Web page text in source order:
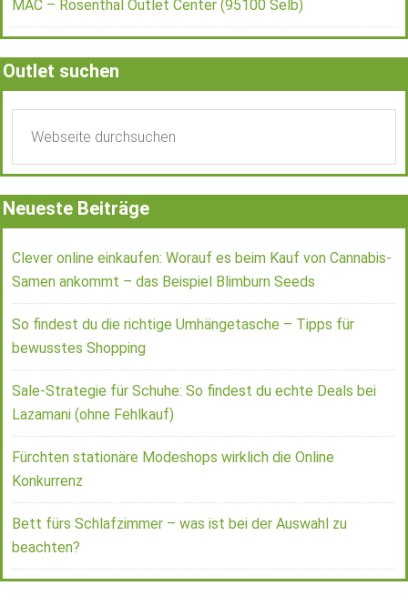
MAC – Rosenthal Outlet Center (95100 Selb)
Outlet suchen
Neueste Beiträge
Clever online einkaufen: Worauf es beim Kauf von Cannabis-
Samen ankommt – das Beispiel Blimburn Seeds
So findest du die richtige Umhängetasche – Tipps für
bewusstes Shopping
Sale-Strategie für Schuhe: So findest du echte Deals bei
Lazamani (ohne Fehlkauf)
Fürchten stationäre Modeshops wirklich die Online
Konkurrenz
Bett fürs Schlafzimmer – was ist bei der Auswahl zu
beachten?